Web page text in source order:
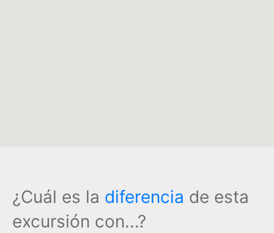
¿Cuál es la diferencia de esta
excursión con...?